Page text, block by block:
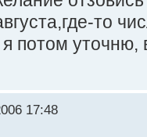
то
потом уточню,
17:48